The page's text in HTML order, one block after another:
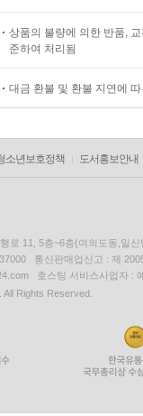
상품의 불량에 의한 반품,
준하여 처리됨
대금 환불 및 환불 지연에
소년보호정책 도서홍보안내
로 11, 5층~6층(여의도동,일신
통신판매업신고 : 제
호스팅 서비스사업자 :
Rights Reserved.